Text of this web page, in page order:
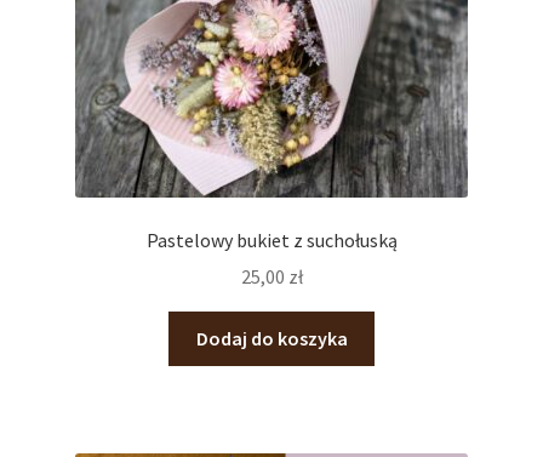
Pastelowy bukiet z suchołuską
25,00 zł
Dodaj do koszyka